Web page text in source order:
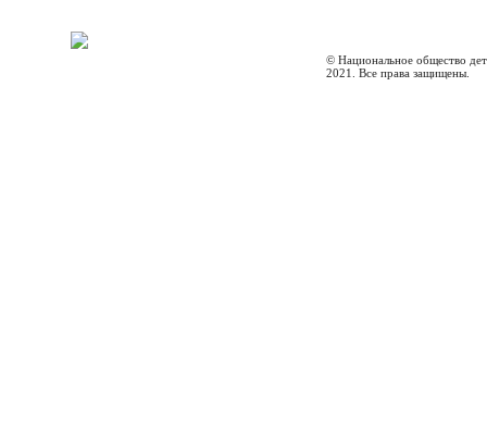
© Национальное общество
2021. Все права защищены.